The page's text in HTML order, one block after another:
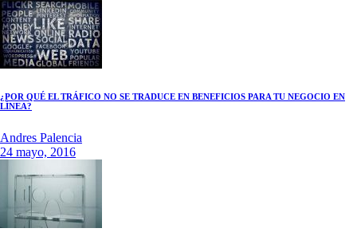
¿POR QUÉ EL TRÁFICO NO SE TRADUCE EN BENEFICIOS PARA TU NEGOCIO EN
LÍNEA?
Andres Palencia
24 mayo, 2016